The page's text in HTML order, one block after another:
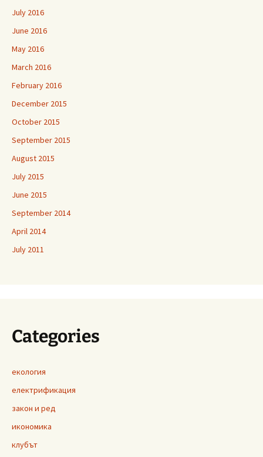
July 2016
June 2016
May 2016
March 2016
February 2016
December 2015
October 2015
September 2015
August 2015
July 2015
June 2015
September 2014
April 2014
July 2011
Categories
екология
електрификация
закон и ред
икономика
клубът